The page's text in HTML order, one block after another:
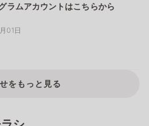
ラムアカウントはこちらから
01日
をもっと見る